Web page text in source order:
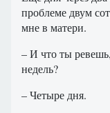
проблеме двум
мне в матери.
– И что ты
недель?
– Четыре дня.